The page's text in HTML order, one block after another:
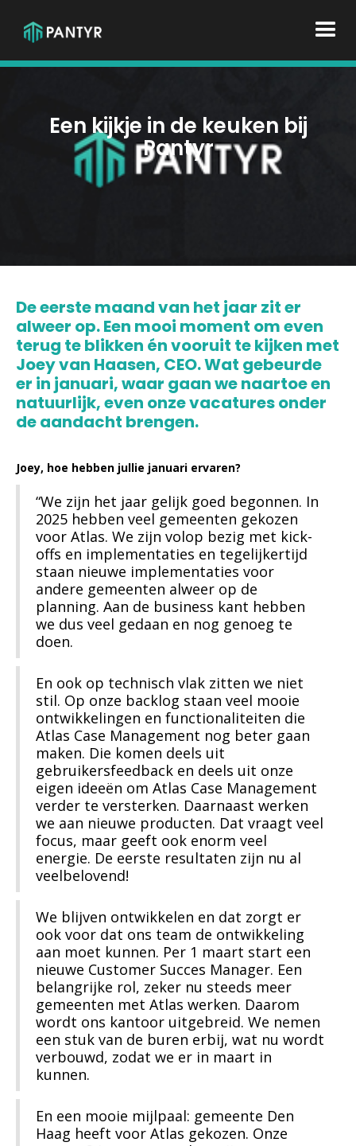
Een kijkje in de keuken bij
Pantyr
De eerste maand van het jaar zit er
alweer op. Een mooi moment om even
terug te blikken én vooruit te kijken met
Joey van Haasen, CEO. Wat gebeurde
er in januari, waar gaan we naartoe en
natuurlijk, even onze vacatures onder
de aandacht brengen.
Joey, hoe hebben jullie januari ervaren?
“We zijn het jaar gelijk goed begonnen. In
2025 hebben veel gemeenten gekozen
voor Atlas. We zijn volop bezig met kick-
offs en implementaties en tegelijkertijd
staan nieuwe implementaties voor
andere gemeenten alweer op de
planning. Aan de business kant hebben
we dus veel gedaan en nog genoeg te
doen.
En ook op technisch vlak zitten we niet
stil. Op onze backlog staan veel mooie
ontwikkelingen en functionaliteiten die
Atlas Case Management nog beter gaan
maken. Die komen deels uit
gebruikersfeedback en deels uit onze
eigen ideeën om Atlas Case Management
verder te versterken. Daarnaast werken
we aan nieuwe producten. Dat vraagt veel
focus, maar geeft ook enorm veel
energie. De eerste resultaten zijn nu al
veelbelovend!
We blijven ontwikkelen en dat zorgt er
ook voor dat ons team de ontwikkeling
aan moet kunnen. Per 1 maart start een
nieuwe Customer Succes Manager. Een
belangrijke rol, zeker nu steeds meer
gemeenten met Atlas werken. Daarom
wordt ons kantoor uitgebreid. We nemen
een stuk van de buren erbij, wat nu wordt
verbouwd, zodat we er in maart in
kunnen.
En een mooie mijlpaal: gemeente Den
Haag heeft voor Atlas gekozen. Onze